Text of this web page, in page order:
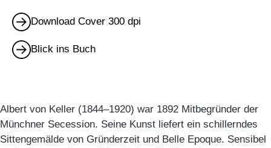
Download Cover 300 dpi
Blick ins Buch
Albert von Keller (1844–1920) war 1892 Mitbegründer der
Münchner Secession. Seine Kunst liefert ein schillerndes
Sittengemälde von Gründerzeit und Belle Epoque. Sensibel